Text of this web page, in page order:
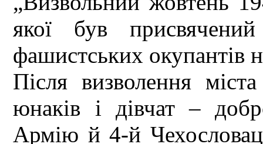
якої був
фашистських окупантів
Після визволення
юнаків і дівчат –
Армію й 4-й